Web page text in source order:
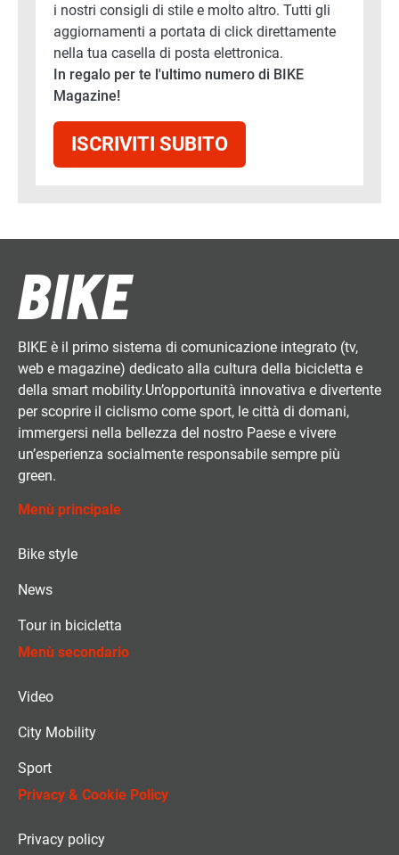
i nostri consigli di stile e molto altro. Tutti gli
aggiornamenti a portata di click direttamente
nella tua casella di posta elettronica.
In regalo per te l'ultimo numero di BIKE
Magazine!
ISCRIVITI SUBITO
BIKE è il primo sistema di comunicazione integrato (tv,
web e magazine) dedicato alla cultura della bicicletta e
della smart mobility.Un’opportunità innovativa e divertente
per scoprire il ciclismo come sport, le città di domani,
immergersi nella bellezza del nostro Paese e vivere
un’esperienza socialmente responsabile sempre più
green.
Menù principale
Bike style
News
Tour in bicicletta
Menù secondario
Video
City Mobility
Sport
Privacy & Cookie Policy
Privacy policy